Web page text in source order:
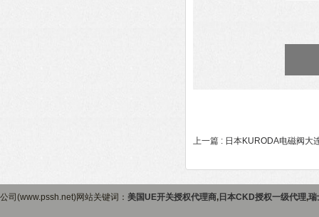
上一篇 : 日本KURODA电磁阀大
公司(www.pssh.net)网站关键词： 美国UE开关授权代理商, 日本CKD授权一级代理,瑞